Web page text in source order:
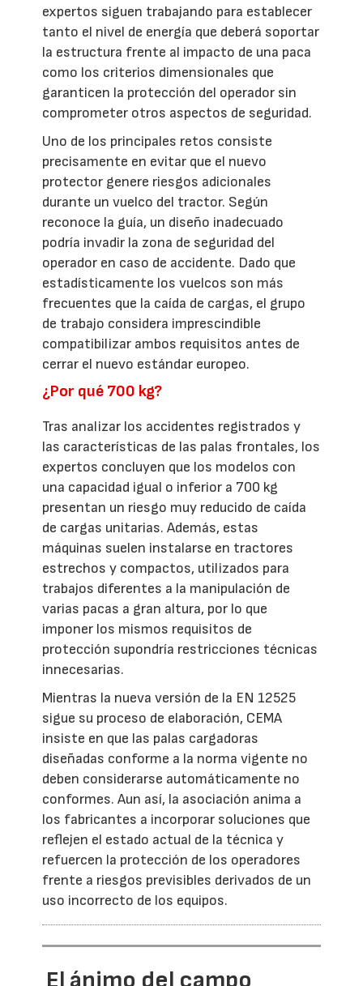
expertos siguen trabajando para establecer
tanto el nivel de energía que deberá soportar
la estructura frente al impacto de una paca
como los criterios dimensionales que
garanticen la protección del operador sin
comprometer otros aspectos de seguridad.
Uno de los principales retos consiste
precisamente en evitar que el nuevo
protector genere riesgos adicionales
durante un vuelco del tractor. Según
reconoce la guía, un diseño inadecuado
podría invadir la zona de seguridad del
operador en caso de accidente. Dado que
estadísticamente los vuelcos son más
frecuentes que la caída de cargas, el grupo
de trabajo considera imprescindible
compatibilizar ambos requisitos antes de
cerrar el nuevo estándar europeo.
¿Por qué 700 kg?
Tras analizar los accidentes registrados y
las características de las palas frontales, los
expertos concluyen que los modelos con
una capacidad igual o inferior a 700 kg
presentan un riesgo muy reducido de caída
de cargas unitarias. Además, estas
máquinas suelen instalarse en tractores
estrechos y compactos, utilizados para
trabajos diferentes a la manipulación de
varias pacas a gran altura, por lo que
imponer los mismos requisitos de
protección supondría restricciones técnicas
innecesarias.
Mientras la nueva versión de la EN 12525
sigue su proceso de elaboración, CEMA
insiste en que las palas cargadoras
diseñadas conforme a la norma vigente no
deben considerarse automáticamente no
conformes. Aun así, la asociación anima a
los fabricantes a incorporar soluciones que
reflejen el estado actual de la técnica y
refuercen la protección de los operadores
frente a riesgos previsibles derivados de un
uso incorrecto de los equipos.
El ánimo del campo